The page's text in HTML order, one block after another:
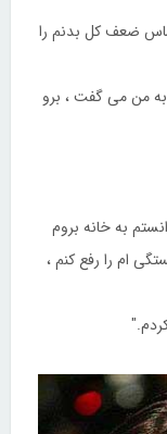
ضعف کل بدنم را
به من می گفت ، برو
به خانه بروم
ام را رفع کنم ،